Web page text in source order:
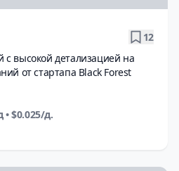
12
с высокой детализацией на
от стартапа Black Forest
• $0.025/д.